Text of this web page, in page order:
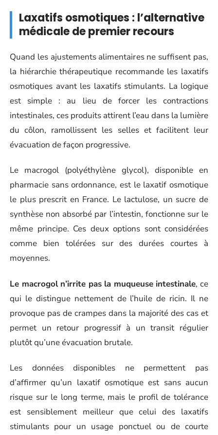
Laxatifs osmotiques : l’alternative
médicale de premier recours
Quand les ajustements alimentaires ne suffisent pas,
la hiérarchie thérapeutique recommande les laxatifs
osmotiques avant les laxatifs stimulants. La logique
est simple : au lieu de forcer les contractions
intestinales, ces produits attirent l’eau dans la lumière
du côlon, ramollissent les selles et facilitent leur
évacuation de façon progressive.
Le macrogol (polyéthylène glycol), disponible en
pharmacie sans ordonnance, est le laxatif osmotique
le plus prescrit en France. Le lactulose, un sucre de
synthèse non absorbé par l’intestin, fonctionne sur le
même principe. Ces deux options sont considérées
comme bien tolérées sur des durées courtes à
moyennes.
Le macrogol n’irrite pas la muqueuse intestinale, ce
qui le distingue nettement de l’huile de ricin. Il ne
provoque pas de crampes dans la majorité des cas et
permet un retour progressif à un transit régulier
plutôt qu’une évacuation brutale.
Les données disponibles ne permettent pas
d’affirmer qu’un laxatif osmotique est sans aucun
risque sur le long terme, mais le profil de tolérance
est sensiblement meilleur que celui des laxatifs
stimulants pour un usage ponctuel ou de courte